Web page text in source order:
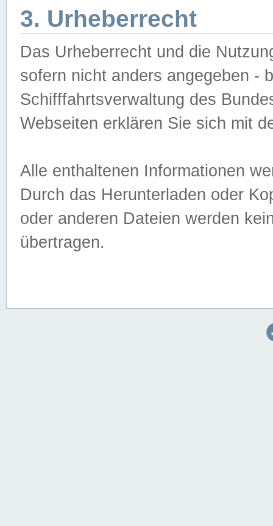
3. Urheberrecht
Das Urheberrecht und die
sofern nicht anders angegeben -
Schifffahrtsverwaltung des
Webseiten erklären Sie sich mit
Alle enthaltenen Informationen
Durch das Herunterladen oder
oder anderen Dateien werden
übertragen.